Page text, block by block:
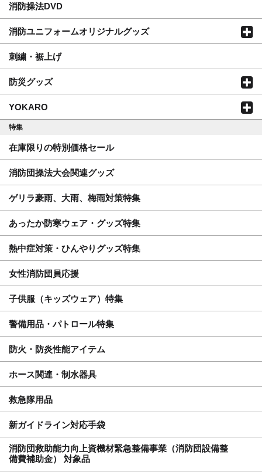
消防操法DVD
消防ユニフォームオリジナルグッズ
刺繍・裾上げ
防災グッズ
YOKARO
特集
在庫限りの特別価格セール
消防団操法大会関連グッズ
ゲリラ豪雨、大雨、梅雨対策特集
あったか防寒ウェア・グッズ特集
熱中症対策・ひんやりグッズ特集
女性消防団員応援
子供服（キッズウェア）特集
警備用品・パトロール特集
防火・防炎性能アイテム
ホース関連・制水器具
救急隊用品
新ガイドライン対応手袋
消防団救助能力向上資機材緊急整備事業（消防団設備整
備費補助金） 対象品